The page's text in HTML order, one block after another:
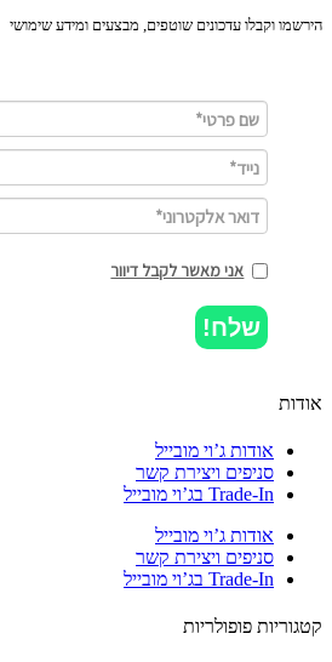
וקבלו עדכונים שוטפים, מבצעים ומידע שימושי
אני מאשר לקבל דיוור
שלח!
אודות ג’וי מובייל
סניפים ויצירת קשר
Trade-In בג’וי מובייל
אודות ג’וי מובייל
סניפים ויצירת קשר
Trade-In בג’וי מובייל
פופולריות